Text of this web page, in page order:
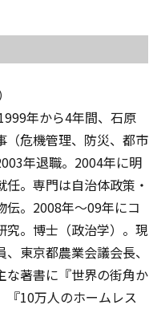
年から4年間、石原
（危機管理、防災、都市
年退職。2004年に明
。専門は自治体政策・
伝。2008年～09年にコ
究。博士（政治学）。現
東京都農業会議会長、
な著書に『世界の街角か
『10万人のホームレス